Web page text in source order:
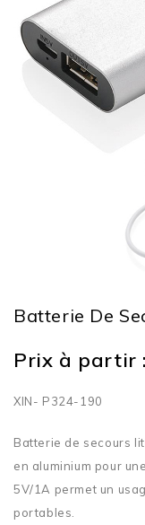
Batterie De
Prix à partir :
XIN- P324-190
Batterie de secours
en aluminium pour
5V/1A permet un
portables.